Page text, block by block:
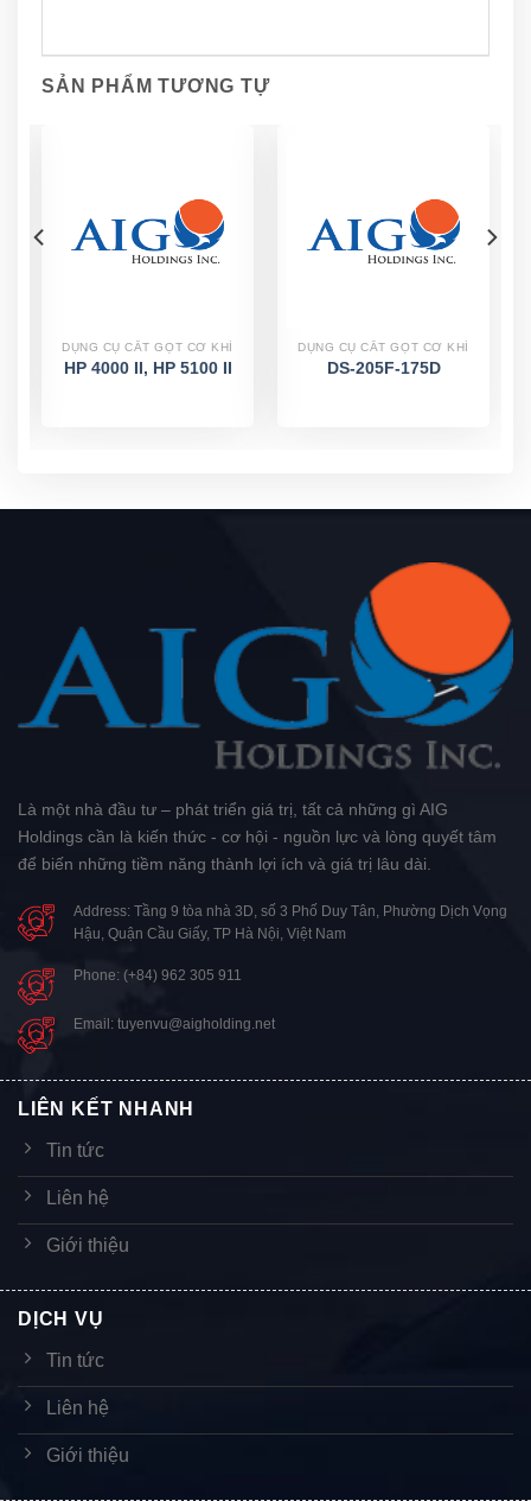
SẢN PHẨM TƯƠNG TỰ
DỤNG CỤ CẮT GỌT CƠ KHÍ
HP 4000 II, HP 5100 II
DỤNG CỤ CẮT GỌT CƠ KHÍ
DS-205F-175D
Là một nhà đầu tư – phát triển giá trị, tất cả những gì AIG
Holdings cần là kiến thức - cơ hội - nguồn lực và lòng quyết tâm
để biến những tiềm năng thành lợi ích và giá trị lâu dài.
Address: Tầng 9 tòa nhà 3D, số 3 Phố Duy Tân, Phường Dịch Vọng
Hậu, Quận Cầu Giấy, TP Hà Nội, Việt Nam
Phone: (+84) 962 305 911
Email: tuyenvu@aigholding.net
LIÊN KẾT NHANH
Tin tức
Liên hệ
Giới thiệu
DỊCH VỤ
Tin tức
Liên hệ
Giới thiệu